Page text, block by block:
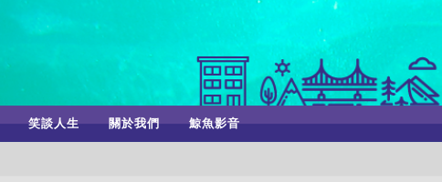
笑談人生 關於我們 鯨魚影音